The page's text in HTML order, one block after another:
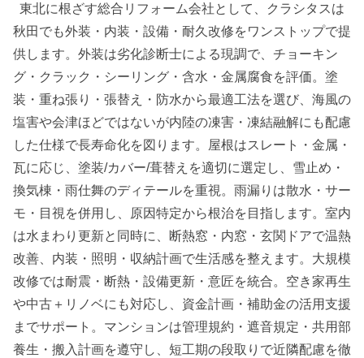
東北に根ざす総合リフォーム会社として、クラシタスは
秋田でも外装・内装・設備・耐久改修をワンストップで提
供します。外装は劣化診断士による現調で、チョーキン
グ・クラック・シーリング・含水・金属腐食を評価。塗
装・重ね張り・張替え・防水から最適工法を選び、海風の
塩害や会津ほどではないが内陸の凍害・凍結融解にも配慮
した仕様で長寿命化を図ります。屋根はスレート・金属・
瓦に応じ、塗装/カバー/葺替えを適切に選定し、雪止め・
換気棟・雨仕舞のディテールを重視。雨漏りは散水・サー
モ・目視を併用し、原因特定から根治を目指します。室内
は水まわり更新と同時に、断熱窓・内窓・玄関ドアで温熱
改善、内装・照明・収納計画で生活感を整えます。大規模
改修では耐震・断熱・設備更新・意匠を統合。空き家再生
や中古＋リノベにも対応し、資金計画・補助金の活用支援
までサポート。マンションは管理規約・遮音規定・共用部
養生・搬入計画を遵守し、短工期の段取りで近隣配慮を徹